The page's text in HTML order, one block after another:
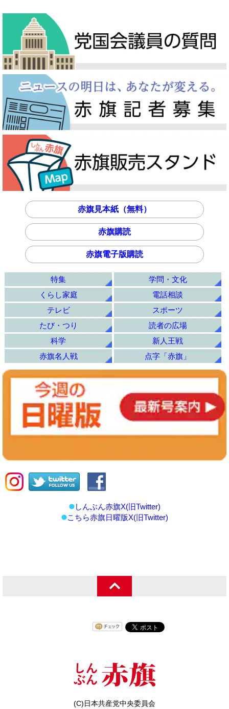
赤旗見本紙（無料）
赤旗購読
赤旗電子版購読
特集
学問・文化
くらし家庭
電話相談
テレビ
スポーツ
たび・つり
読者の広場
科学
新人王戦
赤旗名人戦
点字「赤旗」
しんぶん赤旗X(旧Twitter)
こちら赤旗日曜版X(旧Twitter)
(C)日本共産党中央委員会